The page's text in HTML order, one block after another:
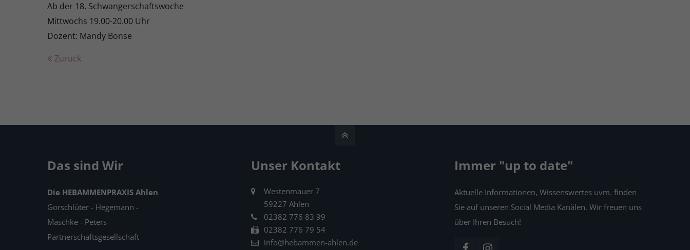
Ab der 18. Schwangerschaftswoche
Mittwochs 19.00-20.00 Uhr
Dozent: Mandy Bonse
Zurück
Das sind Wir
Die HEBAMMENPRAXIS Ahlen
Gorschlüter - Hegemann -
Maschke - Peters
Partnerschaftsgesellschaft
Unser Kontakt
Westenmauer 7
59227 Ahlen
02382 776 83 99
02382 776 79 54
info@hebammen-ahlen.de
Immer "up to date"
Aktuelle Informationen, Wissenswertes uvm. finden
Sie auf unseren Social Media Kanälen. Wir freuen uns
über Ihren Besuch!